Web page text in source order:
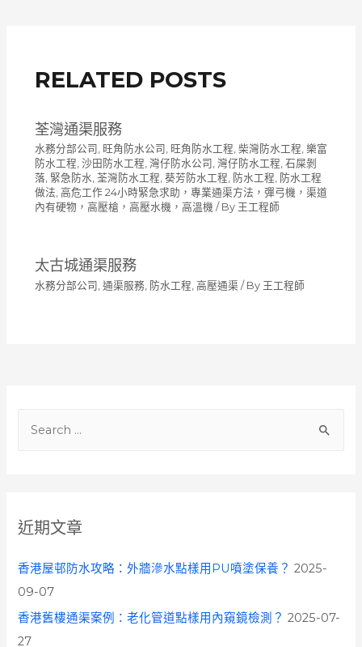
h
f
o
近期文章
香港屋邨防水攻略：外牆滲水點樣用PU噴塗保養？ 2025-
09-07
香港舊樓通渠案例：老化管道點樣用內窺鏡檢測？ 2025-07-
27
RELATED POSTS
荃灣通渠服務
水務分部公司 , 旺角防水公司 , 旺角防水工程, 柴灣防水工程, 樂富
防水工程, 沙田防水工程, 灣仔防水公司 , 灣仔防水工程, 石屎剝
落, 緊急防水, 荃灣防水工程, 葵芳防水工程, 防水工程, 防水工程
做法, 高危工作 24小時緊急求助，專業通渠方法，彈弓機，渠道
內有硬物，高壓槍，高壓水機，高溫機 / By 王工程師
太古城通渠服務
水務分部公司 通渠服務 防水工程 高壓通渠 / By 王工程師